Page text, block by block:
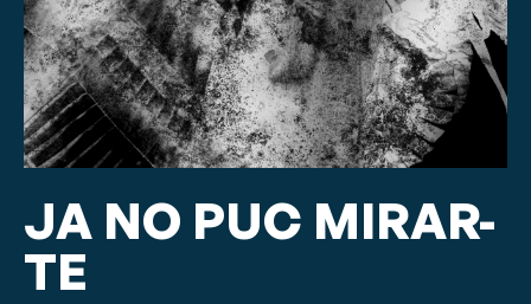
JA NO PUC MIRAR-
TE